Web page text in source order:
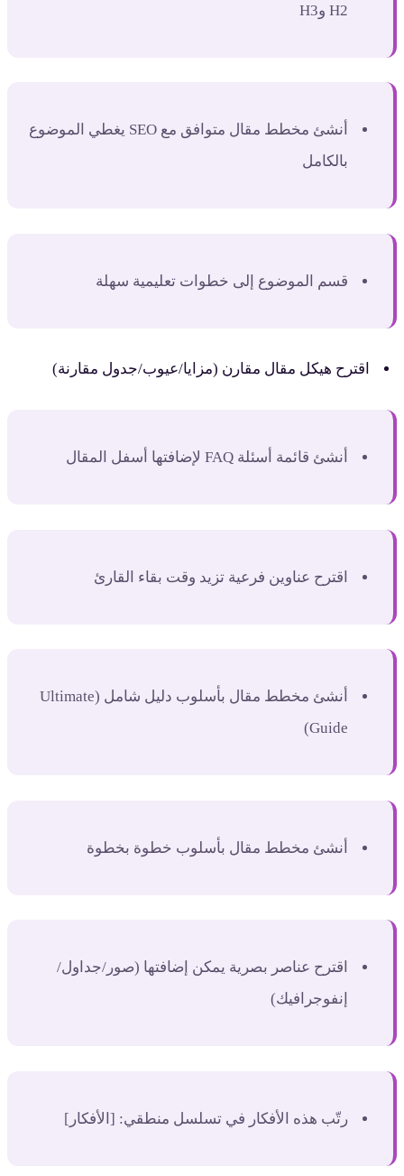
H2 وH3
أنشئ مخطط مقال متوافق مع SEO يغطي الموضوع
بالكامل
قسم الموضوع إلى خطوات تعليمية سهلة
اقترح هيكل مقال مقارن (مزايا/عيوب/جدول مقارنة)
أنشئ قائمة أسئلة FAQ لإضافتها أسفل المقال
اقترح عناوين فرعية تزيد وقت بقاء القارئ
أنشئ مخطط مقال بأسلوب دليل شامل (Ultimate
Guide)
أنشئ مخطط مقال بأسلوب خطوة بخطوة
اقترح عناصر بصرية يمكن إضافتها (صور/جداول/
إنفوجرافيك)
رتّب هذه الأفكار في تسلسل منطقي: [الأفكار]